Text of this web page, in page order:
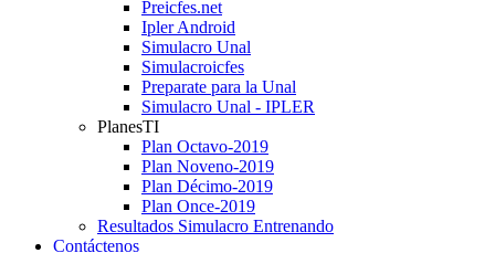
Preicfes.net
Ipler Android
Simulacro Unal
Simulacroicfes
Preparate para la Unal
Simulacro Unal - IPLER
PlanesTI
Plan Octavo-2019
Plan Noveno-2019
Plan Décimo-2019
Plan Once-2019
Resultados Simulacro Entrenando
Contáctenos